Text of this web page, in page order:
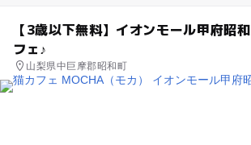
【3歳以下無料】イオンモール甲府昭
フェ♪
山梨県中巨摩郡昭和町